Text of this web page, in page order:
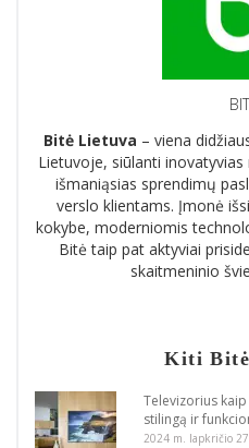
Bitė Lietuva – viena
Lietuvoje, siūlanti
išmaniąsias sprendimų
verslo klientams. Įmonė
kokybe, moderniomis
Bitė taip pat aktyviai
skaitmeninio
Kiti
Televizorius
stilingą ir
2024 m. lapkričio 27